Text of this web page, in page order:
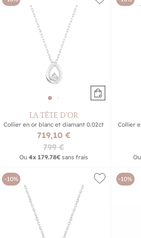
LA TÊTE D'OR
Collier en or blanc et diamant 0.02ct
719,10 €
799 €
Ou4x 179.78€ sans frais
Collier
-10% -10%